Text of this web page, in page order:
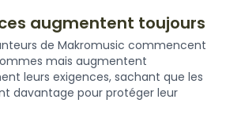
augmentent toujours
de Makromusic commencent
mais augmentent
leurs exigences, sachant que les
davantage pour protéger leur